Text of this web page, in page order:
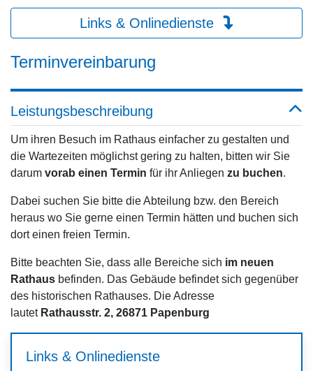
Links & Onlinedienste
Terminvereinbarung
Leistungsbeschreibung
Um ihren Besuch im Rathaus einfacher zu gestalten und
die Wartezeiten möglichst gering zu halten, bitten wir Sie
darum vorab einen Termin für ihr Anliegen zu buchen.
Dabei suchen Sie bitte die Abteilung bzw. den Bereich
heraus wo Sie gerne einen Termin hätten und buchen sich
dort einen freien Termin.
Bitte beachten Sie, dass alle Bereiche sich im neuen
Rathaus befinden. Das Gebäude befindet sich gegenüber
des historischen Rathauses. Die Adresse
lautet Rathausstr. 2, 26871 Papenburg
Links & Onlinedienste